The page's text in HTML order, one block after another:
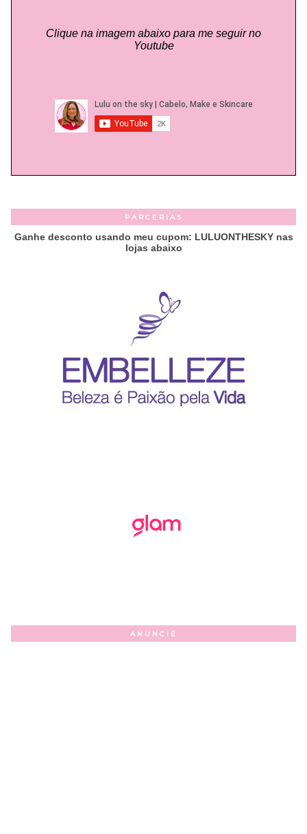
Clique na imagem abaixo para me seguir no
Youtube
PARCERIAS
Ganhe desconto usando meu cupom: LULUONTHESKY nas
lojas abaixo
ANUNCIE